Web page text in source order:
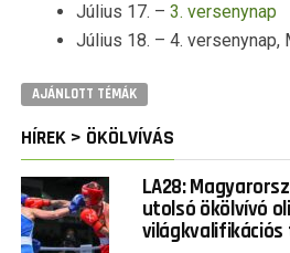
Július 17. – 3. versenynap
Július 18. – 4. versenynap,
AJÁNLOTT TÉMÁK
HÍREK > ÖKÖLVÍVÁS
LA28:
utolsó ökölvívó